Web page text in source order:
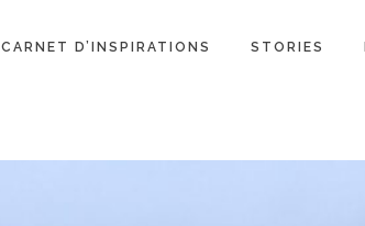
CARNET D’INSPIRATIONS STORIES